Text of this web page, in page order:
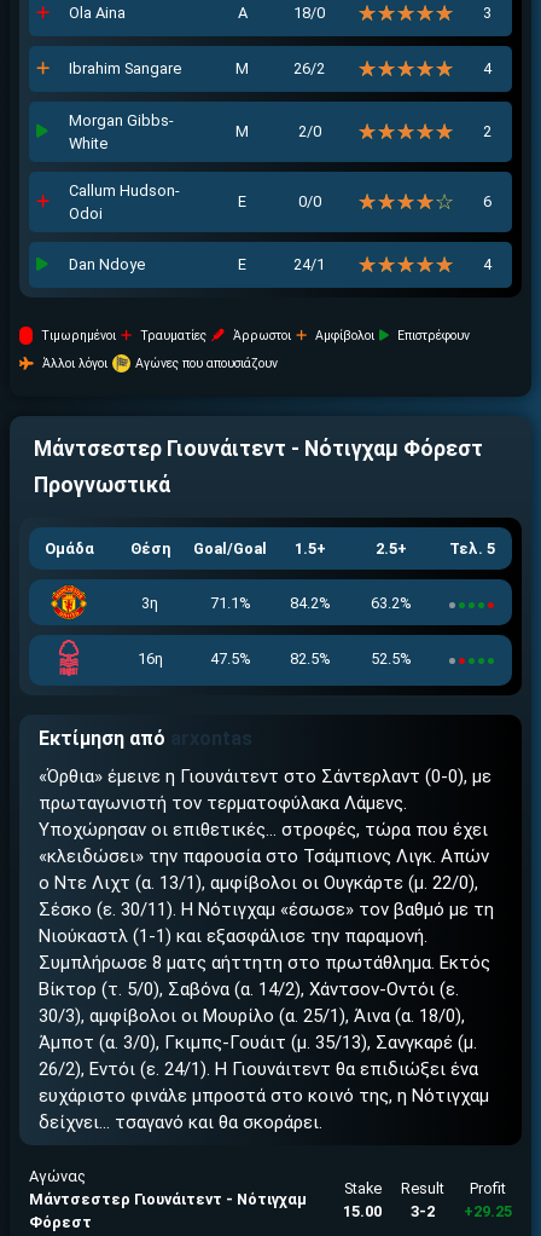
Ola Aina Α 18/0 ☆☆☆☆☆
★★★★★ 3
Ibrahim Sangare Μ 26/2 ☆☆☆☆☆
★★★★★ 4
Morgan Gibbs-
White
Μ 2/0 ☆☆☆☆☆
★★★★★ 2
Callum Hudson-
Odoi
Ε 0/0 ☆☆☆☆☆
★★★★★ 6
Dan Ndoye Ε 24/1 ☆☆☆☆☆
★★★★★ 4
Tιμωρημένοι Τραυματίες Άρρωστοι Αμφίβολοι
Επιστρέφουν
Άλλοι λόγοι
Αγώνες που απουσιάζουν
Μάντσεστερ Γιουνάιτεντ - Νότιγχαμ Φόρεστ
Προγνωστικά
Ομάδα Θέση Goal/Goal 1.5+ 2.5+ Τελ. 5
3η 71.1% 84.2% 63.2%
16η 47.5% 82.5% 52.5%
Εκτίμηση από arxontas
«Όρθια» έμεινε η Γιουνάιτεντ στο Σάντερλαντ (0-0), με
πρωταγωνιστή τον τερματοφύλακα Λάμενς.
Υποχώρησαν οι επιθετικές… στροφές, τώρα που έχει
«κλειδώσει» την παρουσία στο Τσάμπιονς Λιγκ. Απών
ο Ντε Λιχτ (α. 13/1), αμφίβολοι οι Ουγκάρτε (μ. 22/0),
Σέσκο (ε. 30/11). Η Νότιγχαμ «έσωσε» τον βαθμό με τη
Νιούκαστλ (1-1) και εξασφάλισε την παραμονή.
Συμπλήρωσε 8 ματς αήττητη στο πρωτάθλημα. Εκτός
Βίκτορ (τ. 5/0), Σαβόνα (α. 14/2), Χάντσον-Οντόι (ε.
30/3), αμφίβολοι οι Μουρίλο (α. 25/1), Άινα (α. 18/0),
Άμποτ (α. 3/0), Γκιμπς-Γουάιτ (μ. 35/13), Σανγκαρέ (μ.
26/2), Εντόι (ε. 24/1). Η Γιουνάιτεντ θα επιδιώξει ένα
ευχάριστο φινάλε μπροστά στο κοινό της, η Νότιγχαμ
δείχνει… τσαγανό και θα σκοράρει.
Αγώνας
Μάντσεστερ Γιουνάιτεντ - Νότιγχαμ
Φόρεστ
Stake
15.00
Result
3-2
Profit
+29.25
ΕΓΚΡΙΣΗ ΑΠΟ ΑΡΧΟΝΤΑ ΕΓΚΡΙΣΗ ΑΠΟ ΑΡΧΟΝΤΑ